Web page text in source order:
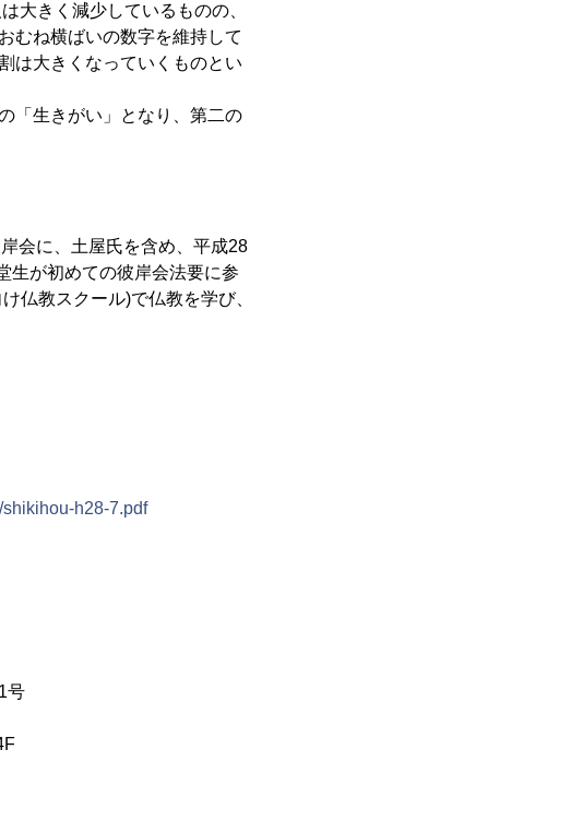
大きく減少しているものの、
むね横ばいの数字を維持して
は大きくなっていくものとい
「生きがい」となり、第二の
会に、土屋氏を含め、平成28
生が初めての彼岸会法要に参
仏教スクール)で仏教を学び、
h28-7.pdf
号